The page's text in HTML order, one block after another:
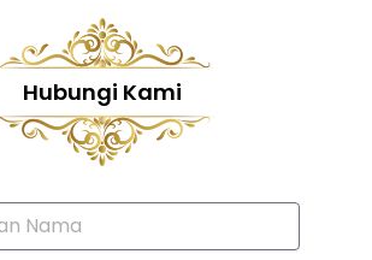
Hubungi Kami